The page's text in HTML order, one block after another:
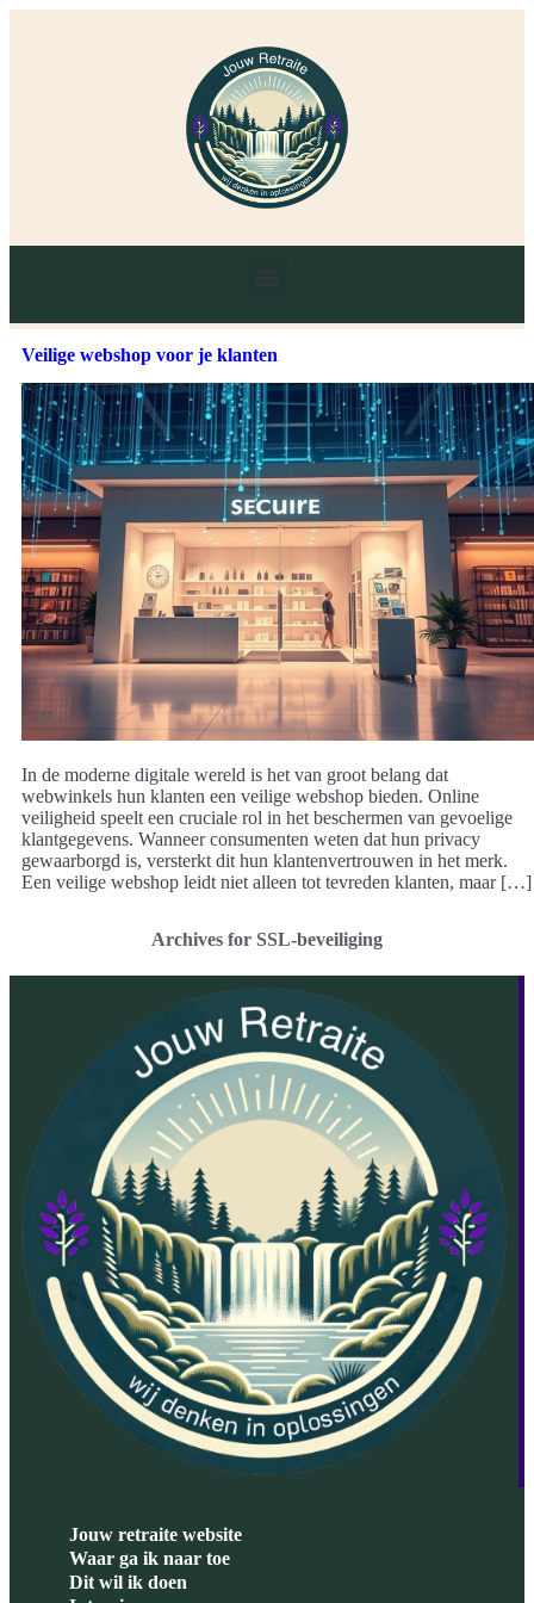
Veilige webshop voor je klanten
In de moderne digitale wereld is het van groot belang dat
webwinkels hun klanten een veilige webshop bieden. Online
veiligheid speelt een cruciale rol in het beschermen van gevoelige
klantgegevens. Wanneer consumenten weten dat hun privacy
gewaarborgd is, versterkt dit hun klantenvertrouwen in het merk.
Een veilige webshop leidt niet alleen tot tevreden klanten, maar […]
Archives for SSL-beveiliging
Jouw retraite website
Waar ga ik naar toe
Dit wil ik doen